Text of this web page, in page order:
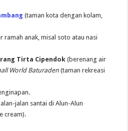
(taman kota dengan kolam,
ramah anak, misal soto atau nasi
Tirta Cipendok (berenang air
World Baturaden(taman rekreasi
jalan santai di Alun-Alun
cream).